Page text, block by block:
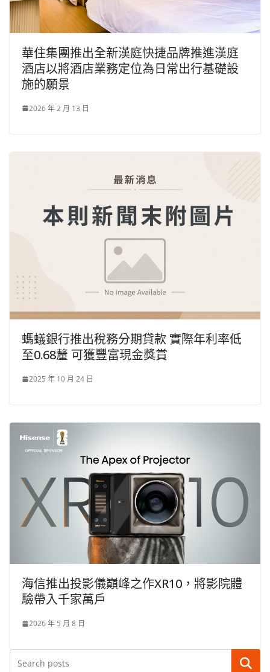
華住集團推出全新漢庭快捷品牌推進漢庭
酒店以將酒店業務定位為日常出行基礎設
施的願景
2026 年 2 月 13 日
螞蟻銀行推出稅務分期貸款 實際年利率低
至0.68釐 可獲豐富現金獎賞
2025 年 10 月 24 日
海信推出投影儀巔峰之作XR10，將影院體
驗帶入千家萬戶
2026 年 5 月 8 日
搜尋